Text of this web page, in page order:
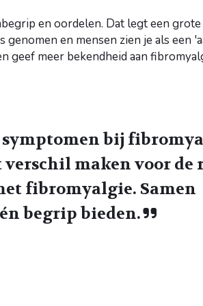
en oordelen. Dat legt een
en mensen zien je als een
geef meer bekendheid aan
symptomen bij
maken voor de
fibromyalgie. Samen
begrip bieden.